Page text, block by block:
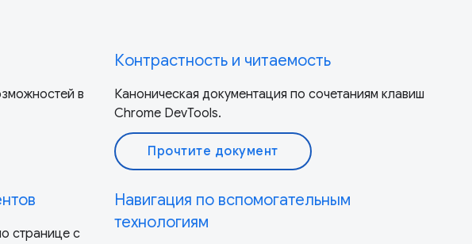
в
Контрастность и читаемость
Каноническая документация по сочетаниям клавиш
Chrome DevTools.
Прочтите документ
странице с
Навигация по вспомогательным
технологиям